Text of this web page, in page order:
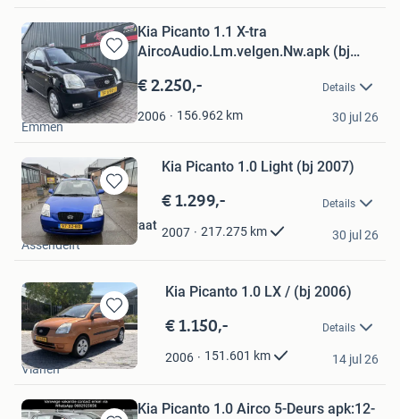
Bewaren
in
Mijn
Favorieten
Kia Picanto 1.1 X-tra
AircoAudio.Lm.velgen.Nw.apk (bj
€ 2.250,- Details
2006 156.962 km
Autobedrijf Kuipers
Emmen
30 jul 26
Bewaren
in
Mijn
Favorieten
Kia Picanto 1.0 Light (bj 2007)
€ 1.299,- Details
2007 217.275 km
Autohandel Dorpsstraat
Assendelft
30 jul 26
Bewaren
in
Mijn
Favorieten
Kia Picanto 1.0 LX / (bj 2006)
€ 1.150,- Details
2006 151.601 km
Autohuis Vianen
Vianen
14 jul 26
Kia Picanto 1.0 Airco 5-Deurs apk:12-